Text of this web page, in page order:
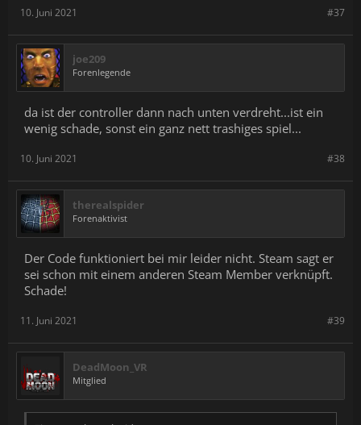
#37
10. Juni 2021
joe209
Forenlegende
da ist der controller dann nach unten verdreht...ist ein
wenig schade, sonst ein ganz nett trashiges spiel...
#38
10. Juni 2021
therealspider
Forenaktivist
Der Code funktioniert bei mir leider nicht. Steam sagt er
sei schon mit einem anderen Steam Member verknüpft.
Schade!
#39
11. Juni 2021
DeadMoon_VR
Mitglied